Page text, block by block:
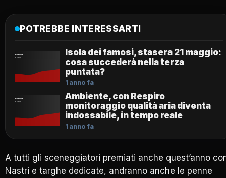
POTREBBE INTERESSARTI
Isola dei famosi, stasera 21 maggio:
cosa succederà nella terza
puntata?
1 anno fa
Ambiente, con Respiro
monitoraggio qualità aria diventa
indossabile, in tempo reale
1 anno fa
A tutti gli sceneggiatori premiati anche quest’anno
Nastri e targhe dedicate, andranno anche le penne